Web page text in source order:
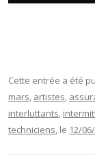
Cette entrée a été
mars, artistes,
interluttants,
techniciens, le 12/